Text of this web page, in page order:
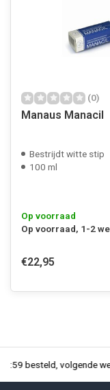
(0)
Manaus Manacil
Bestrijdt witte stip
100 ml
Op voorraad
Op voorraad, 1-2
€22,95
besteld, volgende